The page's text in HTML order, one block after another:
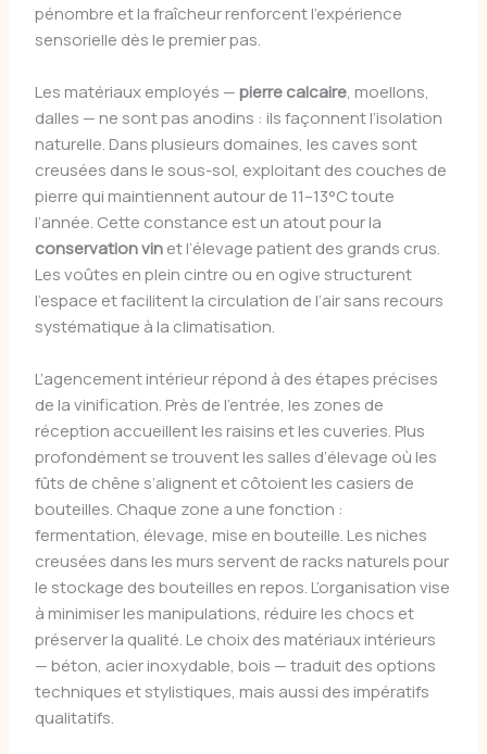
pénombre et la fraîcheur renforcent l’expérience
sensorielle dès le premier pas.
Les matériaux employés —pierre calcaire, moellons,
dalles — ne sont pas anodins : ils façonnent l’isolation
naturelle. Dans plusieurs domaines, les caves sont
creusées dans le sous-sol, exploitant des couches de
pierre qui maintiennent autour de 11–13°C toute
l’année. Cette constance est un atout pour la
conservation vinet l’élevage patient des grands crus.
Les voûtes en plein cintre ou en ogive structurent
l’espace et facilitent la circulation de l’air sans recours
systématique à la climatisation.
L’agencement intérieur répond à des étapes précises
de la vinification. Près de l’entrée, les zones de
réception accueillent les raisins et les cuveries. Plus
profondément se trouvent les salles d’élevage où les
fûts de chêne s’alignent et côtoient les casiers de
bouteilles. Chaque zone a une fonction :
fermentation, élevage, mise en bouteille. Les niches
creusées dans les murs servent de racks naturels pour
le stockage des bouteilles en repos. L’organisation vise
à minimiser les manipulations, réduire les chocs et
préserver la qualité. Le choix des matériaux intérieurs
— béton, acier inoxydable, bois — traduit des options
techniques et stylistiques, mais aussi des impératifs
qualitatifs.